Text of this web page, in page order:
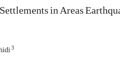
in Areas
3